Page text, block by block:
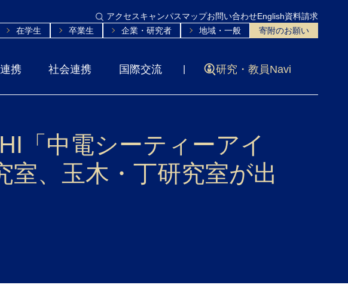
アクセスキャンパスマップお問い合わせEnglish資料請求
在学生 卒業生 企業・研究者 地域・一般 寄附のお願い
携 社会連携 国際交流 研究・教員Navi
「中電シーティーアイ
室、玉木・丁研究室が出